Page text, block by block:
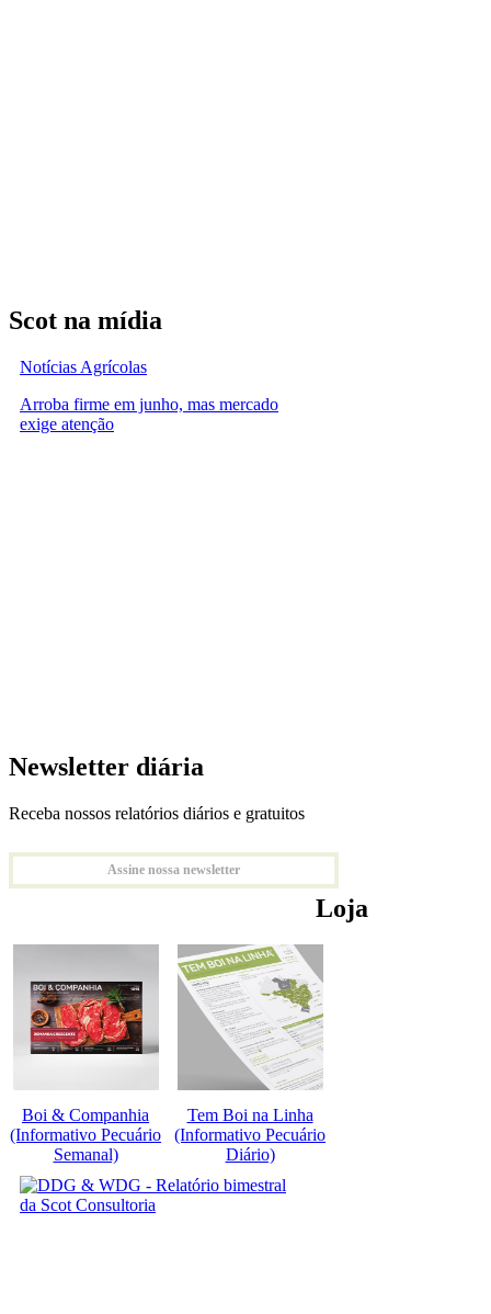
Scot na mídia
Notícias Agrícolas
Arroba firme em junho, mas mercado
exige atenção
Newsletter diária
Receba nossos relatórios diários e gratuitos
Assine nossa newsletter
Loja
Boi & Companhia
(Informativo Pecuário
Semanal)
Tem Boi na Linha
(Informativo Pecuário
Diário)